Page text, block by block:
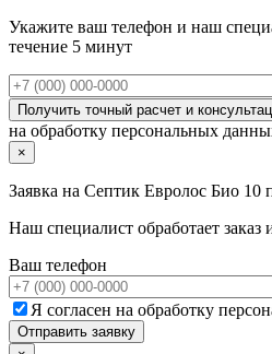
Укажите ваш телефон и наш
течение 5 минут
на обработку персональных
×
Заявка на Септик Евролос Био 10
Наш специалист обработает заказ
Ваш телефон
Я согласен на обработку